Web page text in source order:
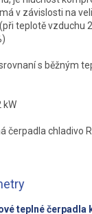
v závislosti na
teplotě vzduchu
s běžným
kW
čerpadla chladivo
teplné čerpadla